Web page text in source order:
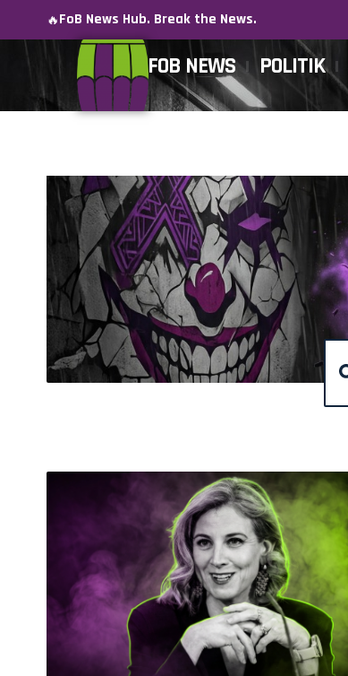
🔥FoB News Hub. Break the News.
FOB NEWS POLITIK